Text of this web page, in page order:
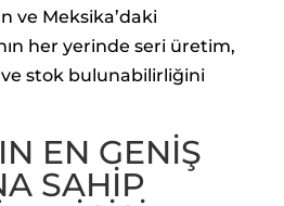
ve Meksika’daki
her yerinde seri üretim,
stok bulunabilirliğini
EN GENİŞ
SAHİP